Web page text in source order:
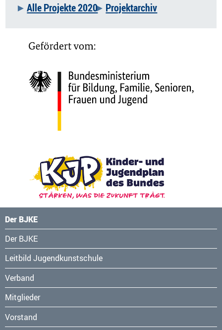
Alle Projekte 2020
Projektarchiv
Der BJKE
Navigation
überspringen
Der BJKE
Leitbild Jugendkunstschule
Verband
Mitglieder
Vorstand